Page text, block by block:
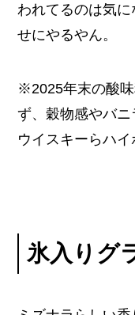
われてるのは気に
せにやるやん。
※2025年末の酸
ず、穀物感やバ
ウイスキーらハイ
氷入りグ